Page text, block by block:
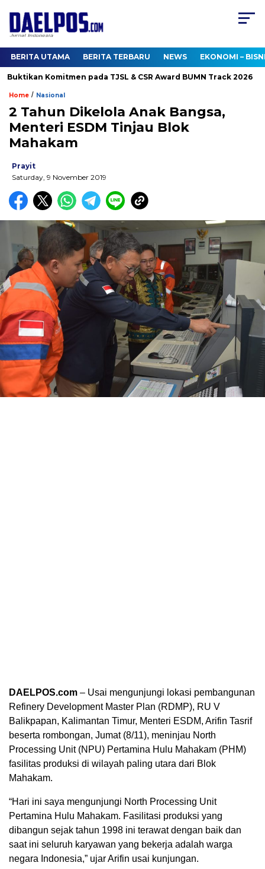
BERITA UTAMA BERITA TERBARU NEWS EKONOMI –
Komitmen pada TJSL & CSR Award BUMN Track 2026
Home / Nasional
2 Tahun Dikelola Anak Bangsa,
Menteri ESDM Tinjau Blok
Mahakam
Prayit
Saturday, 9 November 2019
DAELPOS.com – Usai mengunjungi lokasi pembangunan
Refinery Development Master Plan (RDMP), RU V
Balikpapan, Kalimantan Timur, Menteri ESDM, Arifin Tasrif
beserta rombongan, Jumat (8/11), meninjau North
Processing Unit (NPU) Pertamina Hulu Mahakam (PHM)
fasilitas produksi di wilayah paling utara dari Blok
Mahakam.
“Hari ini saya mengunjungi North Processing Unit
Pertamina Hulu Mahakam. Fasilitasi produksi yang
dibangun sejak tahun 1998 ini terawat dengan baik dan
saat ini seluruh karyawan yang bekerja adalah warga
negara Indonesia,” ujar Arifin usai kunjungan.